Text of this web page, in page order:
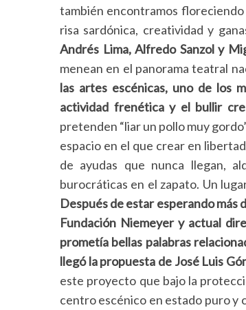
también encontramos floreciendo
risa sardónica, creatividad y
Andrés Lima, Alfredo Sanzol y
menean en el panorama teatral
las artes escénicas, uno de los
actividad frenética y el bullir
pretenden “liar un pollo muy
espacio en el que crear en
de ayudas que nunca llegan,
burocráticas en el zapato. Un
Después de estar esperando más
Fundación Niemeyer y actual
prometía bellas palabras
llegó la propuesta de José Luis
este proyecto que bajo la
centro escénico en estado puro y
S
e
a
r
h
f